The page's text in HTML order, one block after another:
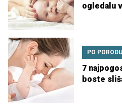
ogledalu
PO PORODU
7
boste